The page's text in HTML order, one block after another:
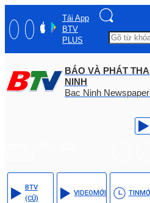
Tải App
BTV
PLUS
BÁO VÀ PHÁT
NINH
Bac Ninh
BTV
(CŨ)
VIDEOMỚI TIN